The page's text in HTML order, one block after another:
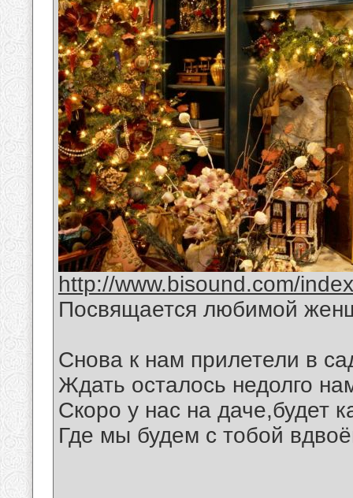
http://www.bisound.com/
Посвящается любимой
Снова к нам прилетели в
Ждать осталось недолго
Скоро у нас на даче,будет
Где мы будем с тобой